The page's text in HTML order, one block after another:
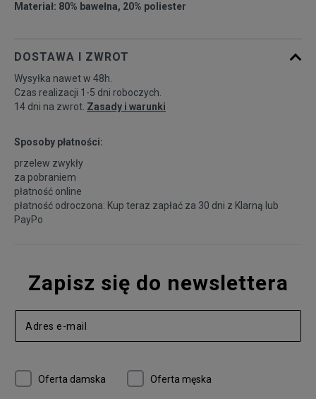
Materiał: 80% bawełna, 20% poliester
DOSTAWA I ZWROT
Wysyłka nawet w 48h.
Czas realizacji 1-5 dni roboczych.
14 dni na zwrot. Zasady i warunki
Sposoby płatności:
przelew zwykły
za pobraniem
płatność online
płatność odroczona: Kup teraz zapłać za 30 dni z Klarną lub
PayPo
Zapisz się do newslettera
Oferta damska Oferta męska